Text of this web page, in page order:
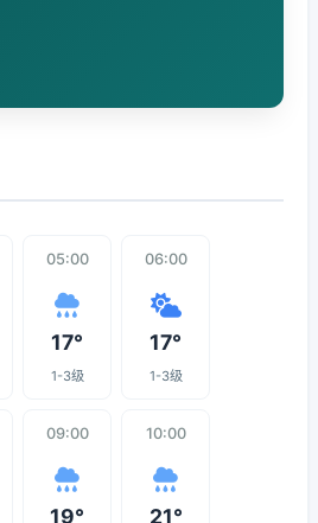
05:00
17°
1-3级
06:00
17°
1-3级
09:00
19°
10:00
21°